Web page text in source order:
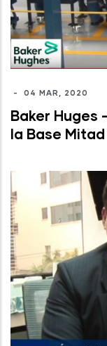
- 04 MAR, 2020
Baker Huges
la Base